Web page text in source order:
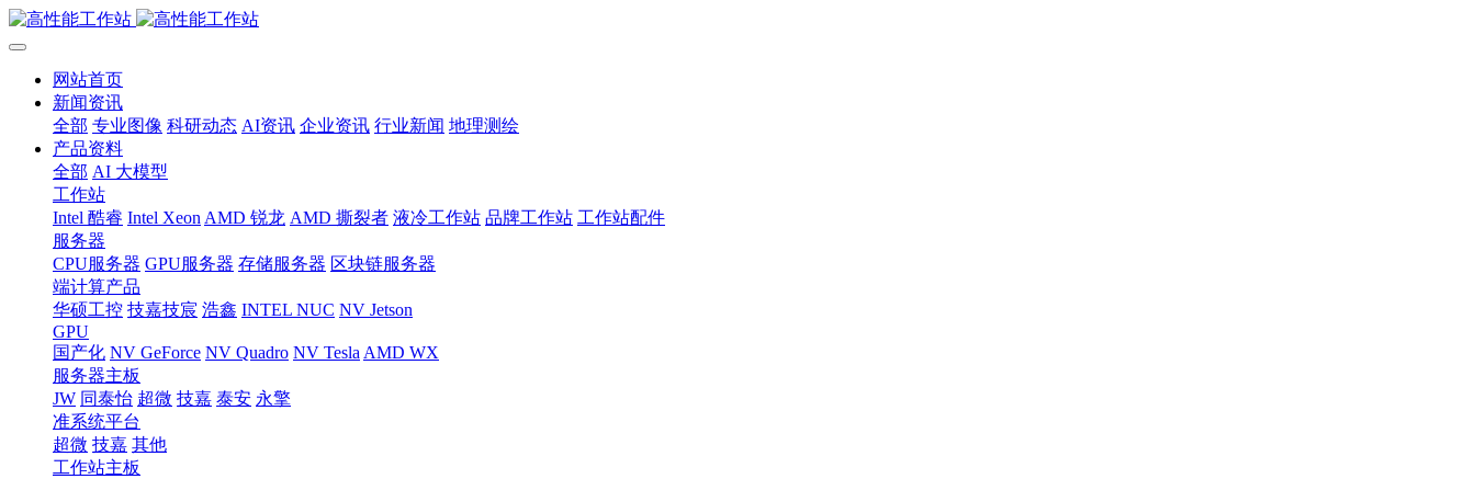
网站首页
新闻资讯
全部 专业图像 科研动态 AI资讯 企业资讯 行业新闻 地理测绘
产品资料
全部 AI 大模型
工作站
Intel 酷睿 Intel Xeon AMD 锐龙 AMD 撕裂者 液冷工作站 品牌工作站 工作站配件
服务器
CPU服务器 GPU服务器 存储服务器 区块链服务器
端计算产品
华硕工控 技嘉技宸 浩鑫 INTEL NUC NV Jetson
GPU
国产化 NV GeForce NV Quadro NV Tesla AMD WX
服务器主板
JW 同泰怡 超微 技嘉 泰安 永擎
准系统平台
超微 技嘉 其他
工作站主板